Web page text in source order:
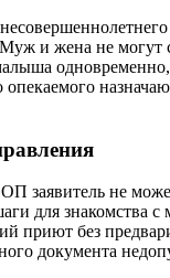
и жена не могут
опекаемого
заявитель не
для знакомства
приют без
документа